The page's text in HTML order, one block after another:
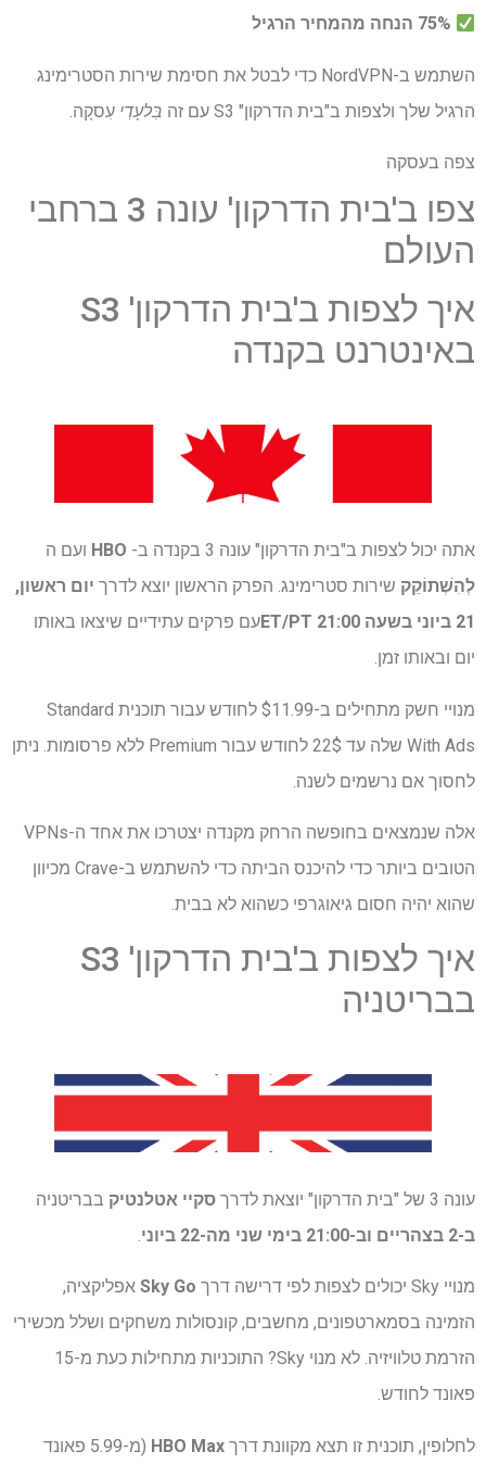
השתמש ב-NordVPN כדי לבטל את חסימת שירות הסטרימינג
הרגיל שלך ולצפות ב"בית הדרקון" S3 עם זה
בִּלעָדִי עִסקָה.
צפה בעסקה
צפו ב'בית הדרקון' עונה 3 ברחבי
העולם
איך לצפות ב'בית הדרקון' S3
באינטרנט בקנדה
אתה יכול לצפות ב"בית הדרקון" עונה 3 בקנדה ב- HBO ועם ה
לְהִשְׁתוֹקֵק שירות סטרימינג. הפרק הראשון יוצא לדרך יום ראשון,
21 ביוני בשעה 21:00 ET/PT
עם פרקים עתידיים שיצאו באותו
יום ובאותו זמן.
מנויי חשק מתחילים ב-$11.99 לחודש עבור תוכנית Standard
With Ads שלה עד 22$ לחודש עבור Premium ללא פרסומות. ניתן
לחסוך אם נרשמים לשנה.
אלה שנמצאים בחופשה הרחק מקנדה יצטרכו את אחד ה-VPNs
הטובים ביותר כדי להיכנס הביתה כדי להשתמש ב-Crave מכיוון
שהוא יהיה חסום גיאוגרפי כשהוא לא בבית.
איך לצפות ב'בית הדרקון' S3
בבריטניה
עונה 3 של "בית הדרקון" יוצאת לדרך סקיי אטלנטיק בבריטניה
ב-2 בצהריים וב-21:00 בימי שני מה-22 ביוני
.
מנויי Sky יכולים לצפות לפי דרישה דרך Sky Go אפליקציה,
הזמינה בסמארטפונים, מחשבים, קונסולות משחקים ושלל מכשירי
הזרמת טלוויזיה. לא מנוי Sky? התוכניות מתחילות כעת מ-15
פאונד לחודש.
לחלופין, תוכנית זו תצא מקוונת דרך HBO Max (מ-5.99 פאונד